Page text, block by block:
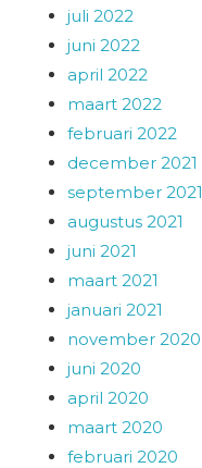
juli 2022
juni 2022
april 2022
maart 2022
februari 2022
december 2021
september 2021
augustus 2021
juni 2021
maart 2021
januari 2021
november 2020
juni 2020
april 2020
maart 2020
februari 2020